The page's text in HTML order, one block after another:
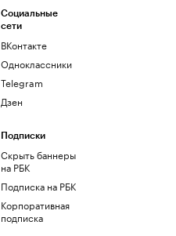
Социальные
сети
ВКонтакте
Одноклассники
Telegram
Дзен
Подписки
Скрыть баннеры
на РБК
Подписка на РБК
Корпоративная
подписка